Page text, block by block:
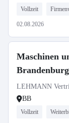
Vollzeit
02.08.2026
Maschinen
LEHMANN
BB
Vollzeit